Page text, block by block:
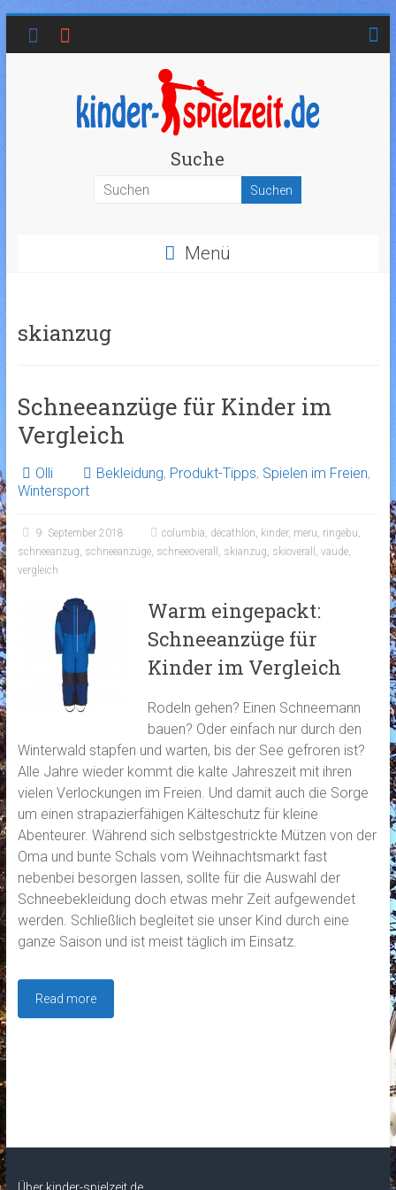
Suche
Menü
skianzug
Schneeanzüge für Kinder im
Vergleich
Olli Bekleidung, Produkt-Tipps, Spielen im Freien,
Wintersport
9. September 2018 columbia, décathlon, kinder, meru, ringebu,
schneeanzug, schneeanzüge, schneeoverall , skianzug, skioverall , vaude,
vergleich
Warm eingepackt:
Schneeanzüge für
Kinder im Vergleich
Rodeln gehen? Einen Schneemann
bauen? Oder einfach nur durch den
Winterwald stapfen und warten, bis der See gefroren ist?
Alle Jahre wieder kommt die kalte Jahreszeit mit ihren
vielen Verlockungen im Freien. Und damit auch die Sorge
um einen strapazierfähigen Kälteschutz für kleine
Abenteurer. Während sich selbstgestrickte Mützen von der
Oma und bunte Schals vom Weihnachtsmarkt fast
nebenbei besorgen lassen, sollte für die Auswahl der
Schneebekleidung doch etwas mehr Zeit aufgewendet
werden. Schließlich begleitet sie unser Kind durch eine
ganze Saison und ist meist täglich im Einsatz.
Read more